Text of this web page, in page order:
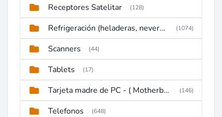
Receptores Satelitar (128)
Refrigeración (heladeras, neveras, congeladores) (1074)
Scanners (44)
Tablets (17)
Tarjeta madre de PC - ( Motherboard ) (146)
Telefonos (648)